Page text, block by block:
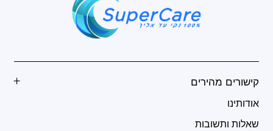
קישורים מהירים
אודותינו
שאלות ותשובות